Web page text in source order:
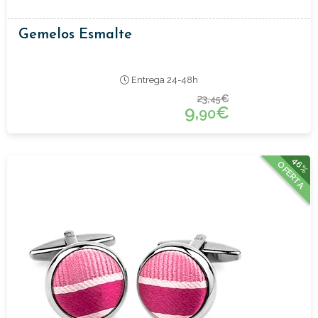
Gemelos Esmalte
Entrega 24-48h
23,45€
9,90€
46%
OFERTA